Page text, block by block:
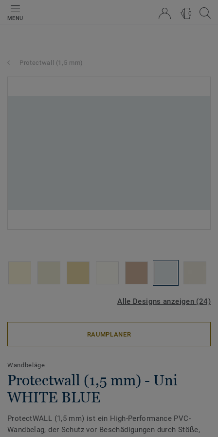
MENU
0
Protectwall (1,5 mm)
Alle Designs anzeigen (24)
RAUMPLANER
Wandbeläge
Protectwall (1,5 mm) - Uni
WHITE BLUE
ProtectWALL (1,5 mm) ist ein High-Performance PVC-
Wandbelag, der Schutz vor Beschädigungen durch Stöße,